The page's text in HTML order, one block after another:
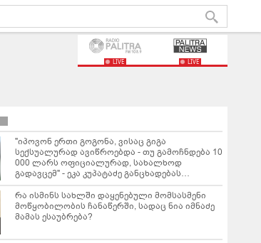
LIVE LIVE
"იპოვონ ერთი გოგონა, ვისაც გიგა
სექსუალურად ავიწროებდა - თუ გამოჩნდება 10
000 ლარს ოფიციალურად, სახალხოდ
გადავცემ" - ეკა კუპატაძე განცხადებას
ავრცელებს
რა ისმინს სახლში დაყენებული მომსასმენი
მოწყობილობის ჩანაწერში, სადაც ნია იმნაძე
მამას ესაუბრება?